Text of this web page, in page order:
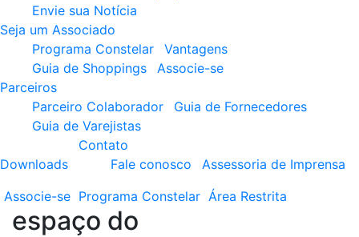
Envie sua Notícia
Seja um Associado
Programa Constelar
Vantagens
Guia de Shoppings
Associe-se
Parceiros
Parceiro Colaborador
Guia de Fornecedores
Guia de Varejistas
Downloads
Contato
Fale conosco
Assessoria de Imprensa
Associe-se Programa Constelar Área Restrita
espaço do